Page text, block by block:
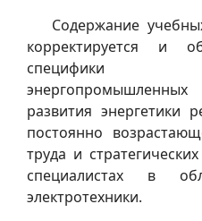
Содержание
корректируется и
специфики
энергопромышленных
развития энергетики
постоянно
труда и
специалистах в
электротехники.